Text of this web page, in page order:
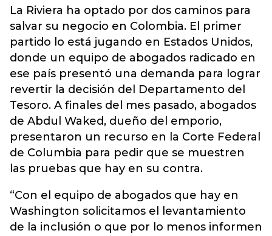
La Riviera ha optado por dos caminos para
salvar su negocio en Colombia. El primer
partido lo está jugando en Estados Unidos,
donde un equipo de abogados radicado en
ese país presentó una demanda para lograr
revertir la decisión del Departamento del
Tesoro. A finales del mes pasado, abogados
de Abdul Waked, dueño del emporio,
presentaron un recurso en la Corte Federal
de Columbia para pedir que se muestren
las pruebas que hay en su contra.
“Con el equipo de abogados que hay en
Washington solicitamos el levantamiento
de la inclusión o que por lo menos informen